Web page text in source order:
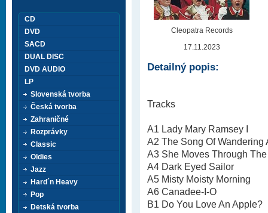
Cleopatra Records
17.11.2023
Detailný popis:
Tracks
A1 Lady Mary Ramsey I
A2 The Song Of Wandering
A3 She Moves Through
A4 Dark Eyed Sailor
A5 Misty Moisty Morning
A6 Canadee-I-O
B1 Do You Love An Apple?
CD
DVD
SACD
DUAL DISC
DVD AUDIO
LP
Slovenská tvorba
Česká tvorba
Zahraničné
Rozprávky
Classic
Oldies
Jazz
Hard´n Heavy
Pop
Detská tvorba